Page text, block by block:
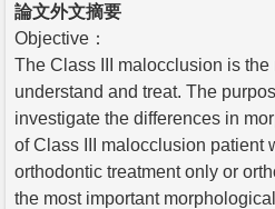
論文外文摘要
Objective：
The Class III malocclusion is
understand and treat. The
investigate the differences in
of Class III malocclusion patient
orthodontic treatment only or
the most important